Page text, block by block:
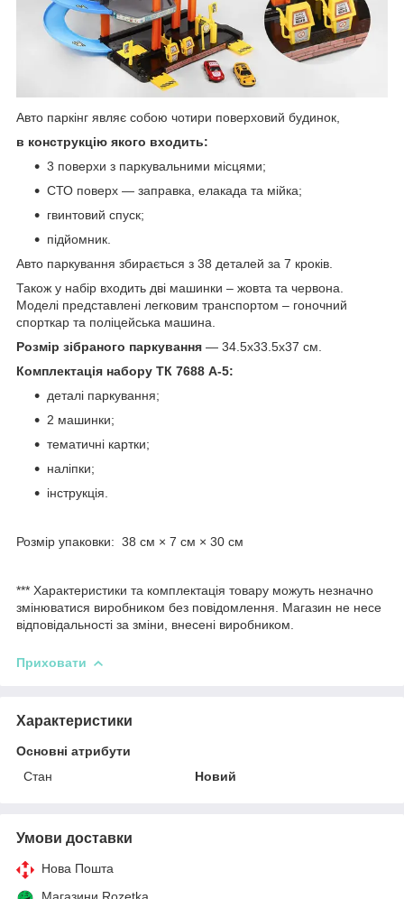
Авто паркінг являє собою чотири поверховий будинок,
в конструкцію якого входить:
3 поверхи з паркувальними місцями;
СТО поверх — заправка, елакада та мійка;
гвинтовий спуск;
підйомник.
Авто паркування збирається з 38 деталей за 7 кроків.
Також у набір входить дві машинки – жовта та червона.
Моделі представлені легковим транспортом – гоночний
спорткар та поліцейська машина.
Розмір зібраного паркування — 34.5х33.5х37 см.
Комплектація набору ТК 7688 А-5:
деталі паркування;
2 машинки;
тематичні картки;
наліпки;
інструкція.
Розмір упаковки: 38 см × 7 см × 30 см
*** Характеристики та комплектація товару можуть незначно
змінюватися виробником без повідомлення. Магазин не несе
відповідальності за зміни, внесені виробником.
Приховати
Характеристики
Основні атрибути
Стан
Новий
Умови доставки
Нова Пошта
Магазини Rozetka